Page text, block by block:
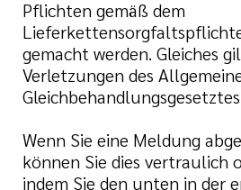
Pflichten gemäß dem
gemacht werden. Gleiches
Verletzungen des
Gleichbehandlungsgesetztes
Wenn Sie eine Meldung
können Sie dies vertraulich
indem Sie den unten in der